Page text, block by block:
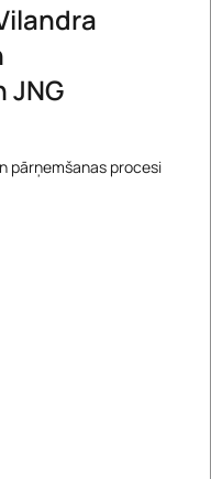
pārņemšanas procesi